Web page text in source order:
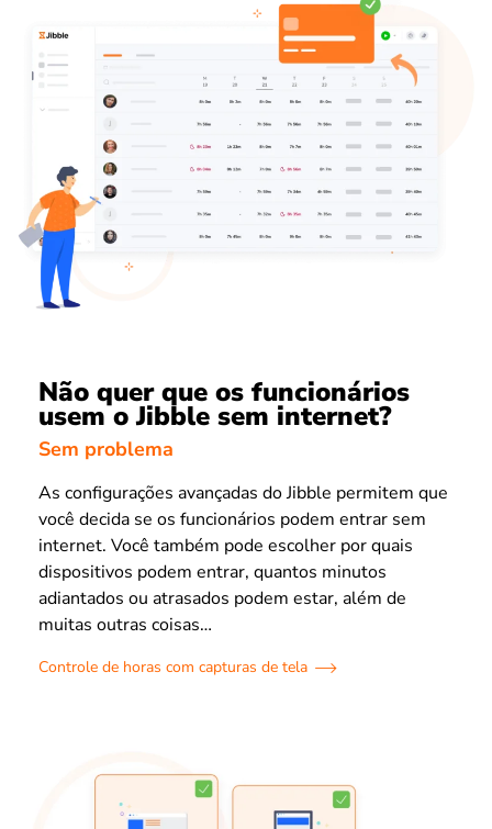
Não quer que os funcionários
usem o Jibble sem internet?
Sem problema
As configurações avançadas do Jibble permitem que
você decida se os funcionários podem entrar sem
internet. Você também pode escolher por quais
dispositivos podem entrar, quantos minutos
adiantados ou atrasados podem estar, além de
muitas outras coisas…
Controle de horas com capturas de tela